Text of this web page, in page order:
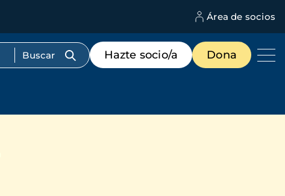
Área de socios
Menú
de
destacados
Hazte socio/a Dona